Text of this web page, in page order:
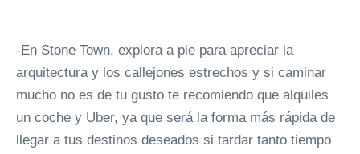
-En Stone Town, explora a pie para apreciar la
arquitectura y los callejones estrechos y si caminar
mucho no es de tu gusto te recomiendo que alquiles
un coche y Uber, ya que será la forma más rápida de
llegar a tus destinos deseados si tardar tanto tiempo